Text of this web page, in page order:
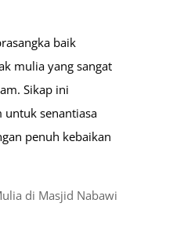
baik
mulia yang sangat
Sikap ini
untuk senantiasa
penuh kebaikan
di Masjid Nabawi